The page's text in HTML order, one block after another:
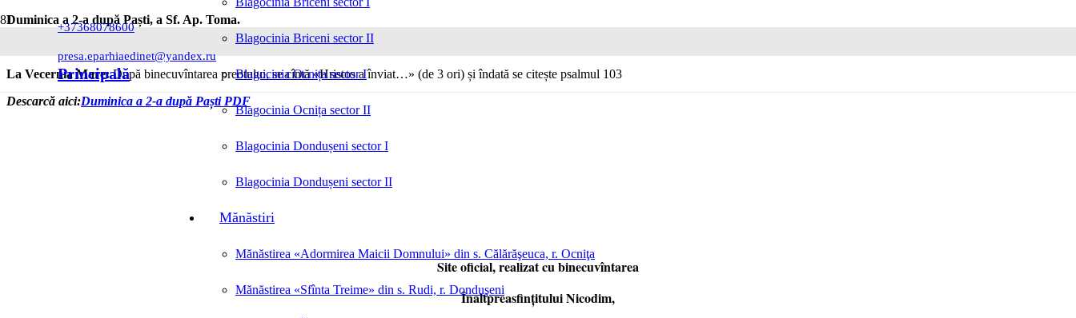
+37368078600
presa.eparhiaedinet@yandex.ru
Principală
Blagocinia Briceni sector II
Blagocinia Ocnița sector I
Blagocinia Ocnița sector II
Blagocinia Dondușeni sector I
Blagocinia Dondușeni sector II
Mănăstiri
Mănăstirea «Adormirea Maicii Domnului» din s. Călărăşeuca, r. Ocniţa
Mănăstirea «Sfînta Treime» din s. Rudi, r. Donduşeni
Duminica a 2-a după Paști, a Sf. Ap. Toma.
La Vecernia Mare:După binecuvîntarea preotului, se cîntă «Hristos a înviat…» (de 3 ori) și îndată se citește psalmul 103
Descarcă aici:Duminica a 2-a după Paști PDF
Site oficial, realizat cu binecuvîntarea
Înaltpreasfințitului Nicodim,